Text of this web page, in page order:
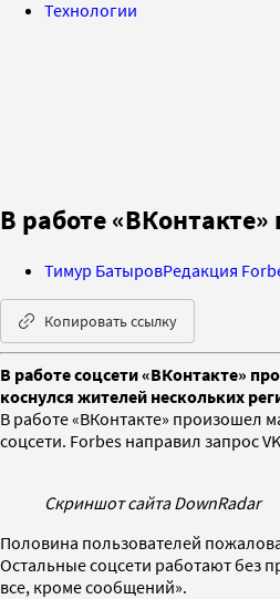
Технологии
В работе
Тимур БатыровРедакция
Копировать ссылку
В работе соцсети «ВКонтакте»
коснулся жителей нескольких
В работе «ВКонтакте» произошел
соцсети. Forbes направил запрос
Скриншот сайта DownRadar
Половина пользователей
Остальные соцсети работают без
все, кроме сообщений».